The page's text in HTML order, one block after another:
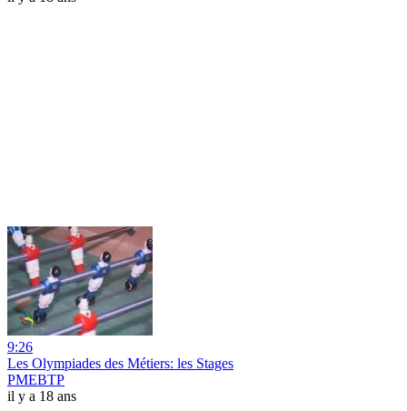
9:26
Les Olympiades des Métiers: les Stages
PMEBTP
il y a 18 ans